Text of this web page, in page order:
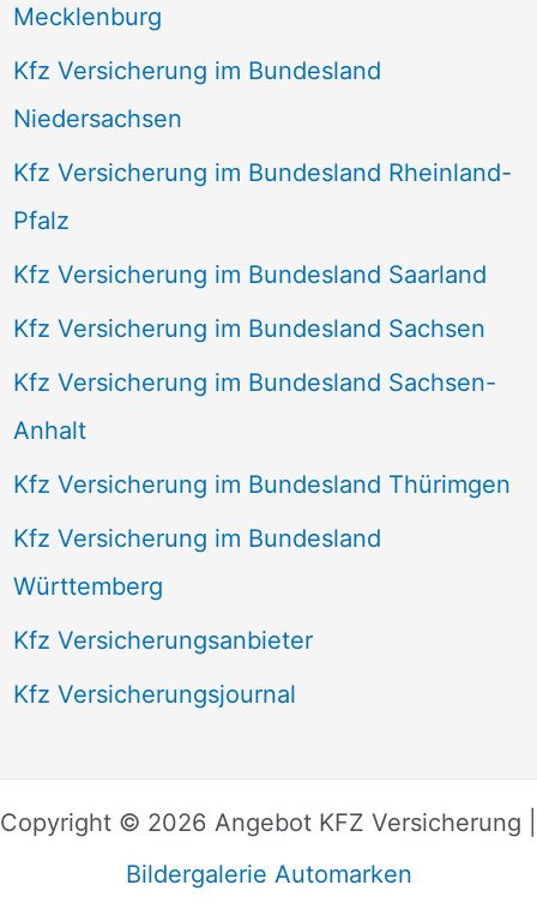
Mecklenburg
Kfz Versicherung im Bundesland
Niedersachsen
Kfz Versicherung im Bundesland Rheinland-
Pfalz
Kfz Versicherung im Bundesland Saarland
Kfz Versicherung im Bundesland Sachsen
Kfz Versicherung im Bundesland Sachsen-
Anhalt
Kfz Versicherung im Bundesland Thürimgen
Kfz Versicherung im Bundesland
Württemberg
Kfz Versicherungsanbieter
Kfz Versicherungsjournal
Copyright © 2026 Angebot KFZ Versicherung |
Bildergalerie Automarken